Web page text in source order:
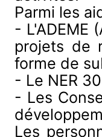
Parmi les
- L'ADEME
projets de
forme de
- Le NER
- Les
Les